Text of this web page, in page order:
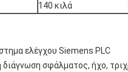
140 κιλά
ελέγχου Siemens PLC
σφάλματος, ήχο,